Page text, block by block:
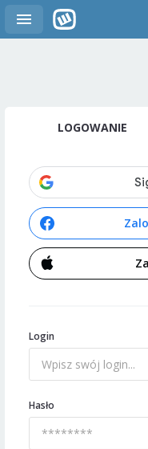
LOGOWANIE
Login
Hasło